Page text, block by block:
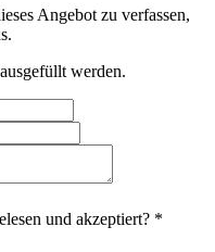
Angebot zu verfassen,
werden.
und akzeptiert? *